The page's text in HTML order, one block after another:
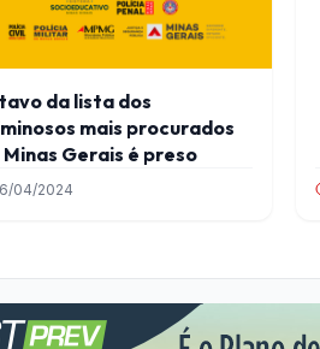
da lista dos
mais procurados
Minas Gerais é preso
04/2024